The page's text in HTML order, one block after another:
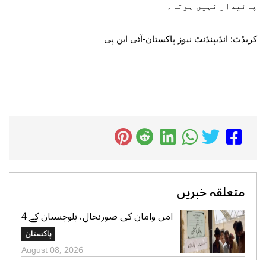
پائیدار نہیں ہوتا۔
کریڈٹ: انڈیپنڈنٹ نیوز پاکستان-آئی این پی
متعلقہ خبریں
امن وامان کی صورتحال، بلوچستان کے 4
بلدیاتی حلقوں میں آج ہونیوالی پولنگ
ملتوی
پاکستان
August 08, 2026